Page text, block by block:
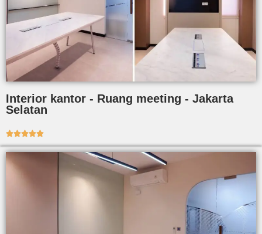
Interior kantor - Ruang meeting - Jakarta
Selatan
